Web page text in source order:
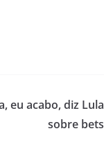
eu acabo, diz Lula
sobre bets